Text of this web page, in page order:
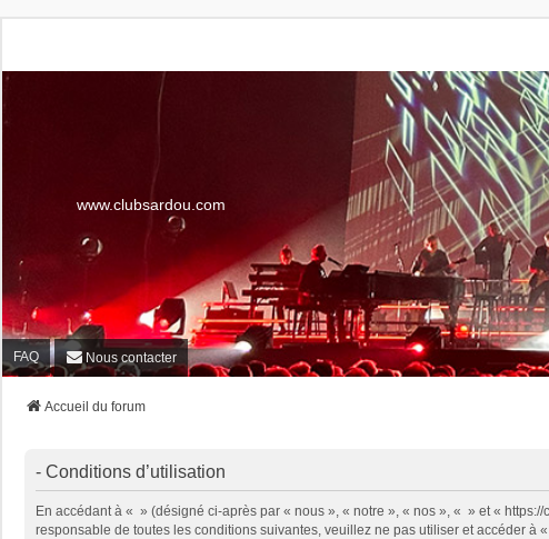
www.clubsardou.com
FAQ Nous contacter
Accueil du forum
- Conditions d’utilisation
En accédant à « » (désigné ci-après par « nous », « notre », « nos », « » et «
responsable de toutes les conditions suivantes, veuillez ne pas utiliser et accéder